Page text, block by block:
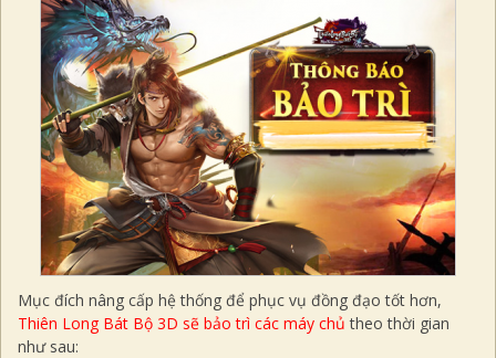
Mục đích nâng cấp hệ thống để phục vụ đồng đạo tốt hơn,
Thiên Long Bát Bộ 3D sẽ bảo trì các máy chủtheo thời gian
như sau: